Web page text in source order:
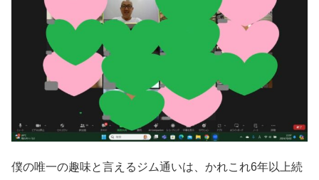
僕の唯一の趣味と言えるジム通いは、かれこれ6年以上続